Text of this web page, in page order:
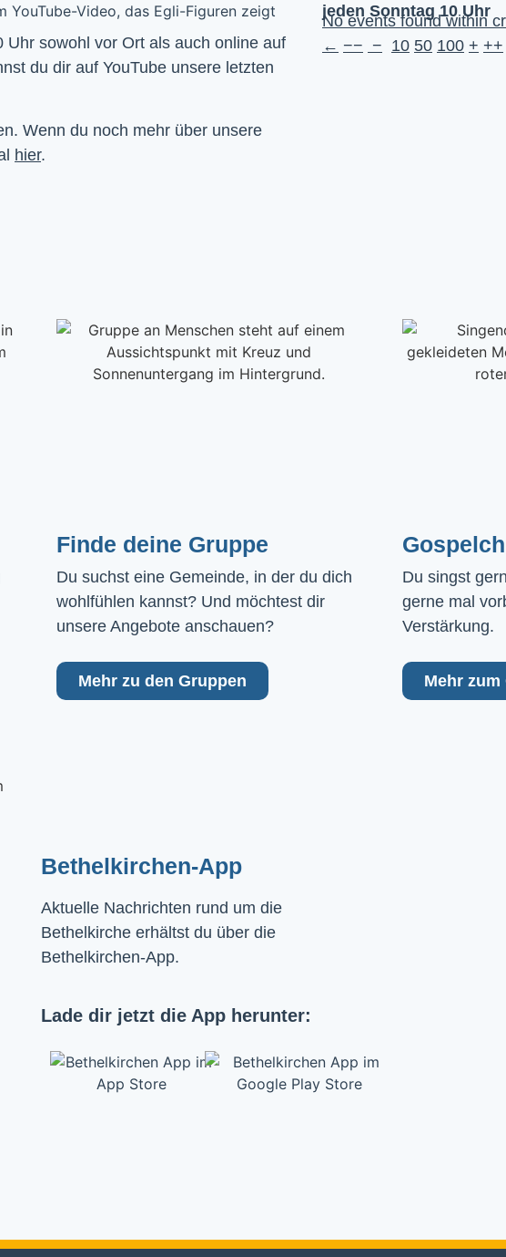
du dir auf YouTube unsere letzten
Wenn du noch mehr über unsere
hier.
jeden Sonntag 10 Uhr
No events found within
← −− − 10 50 100 + ++
Finde deine Gruppe
Du suchst eine Gemeinde, in der du dich
wohlfühlen kannst? Und möchtest dir
unsere Angebote anschauen?
Mehr zu den Gruppen
Du singst
gerne mal
Verstärkung.
Mehr
Bethelkirchen-App
Aktuelle Nachrichten rund um die
Bethelkirche erhältst du über die
Bethelkirchen-App.
Lade dir jetzt die App herunter: